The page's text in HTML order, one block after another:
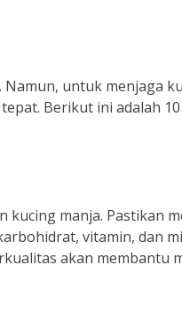
untuk menjaga
Berikut ini adalah
manja. Pastikan
vitamin, dan
akan membantu